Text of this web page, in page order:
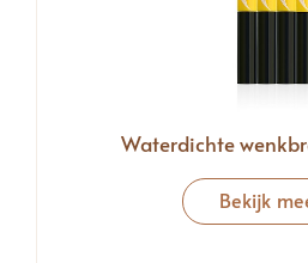
Waterdichte
Bekijk